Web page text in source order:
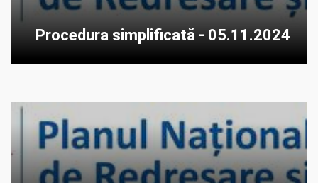
Procedura simplificată - 05.11.2024